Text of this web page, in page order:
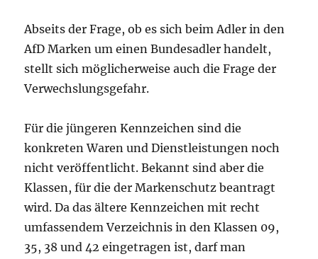
Abseits der Frage, ob es sich beim Adler in den
AfD Marken um einen Bundesadler handelt,
stellt sich möglicherweise auch die Frage der
Verwechslungsgefahr.
Für die jüngeren Kennzeichen sind die
konkreten Waren und Dienstleistungen noch
nicht veröffentlicht. Bekannt sind aber die
Klassen, für die der Markenschutz beantragt
wird. Da das ältere Kennzeichen mit recht
umfassendem Verzeichnis in den Klassen 09,
35, 38 und 42 eingetragen ist, darf man